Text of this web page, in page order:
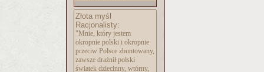
Złota myśl
Racjonalisty:
"Mnie, który jestem
okropnie polski i okropnie
przeciw Polsce zbuntowany,
zawsze drażnił polski
światek dziecinny, wtórny,